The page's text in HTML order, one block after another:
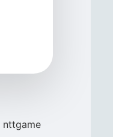
nttgame